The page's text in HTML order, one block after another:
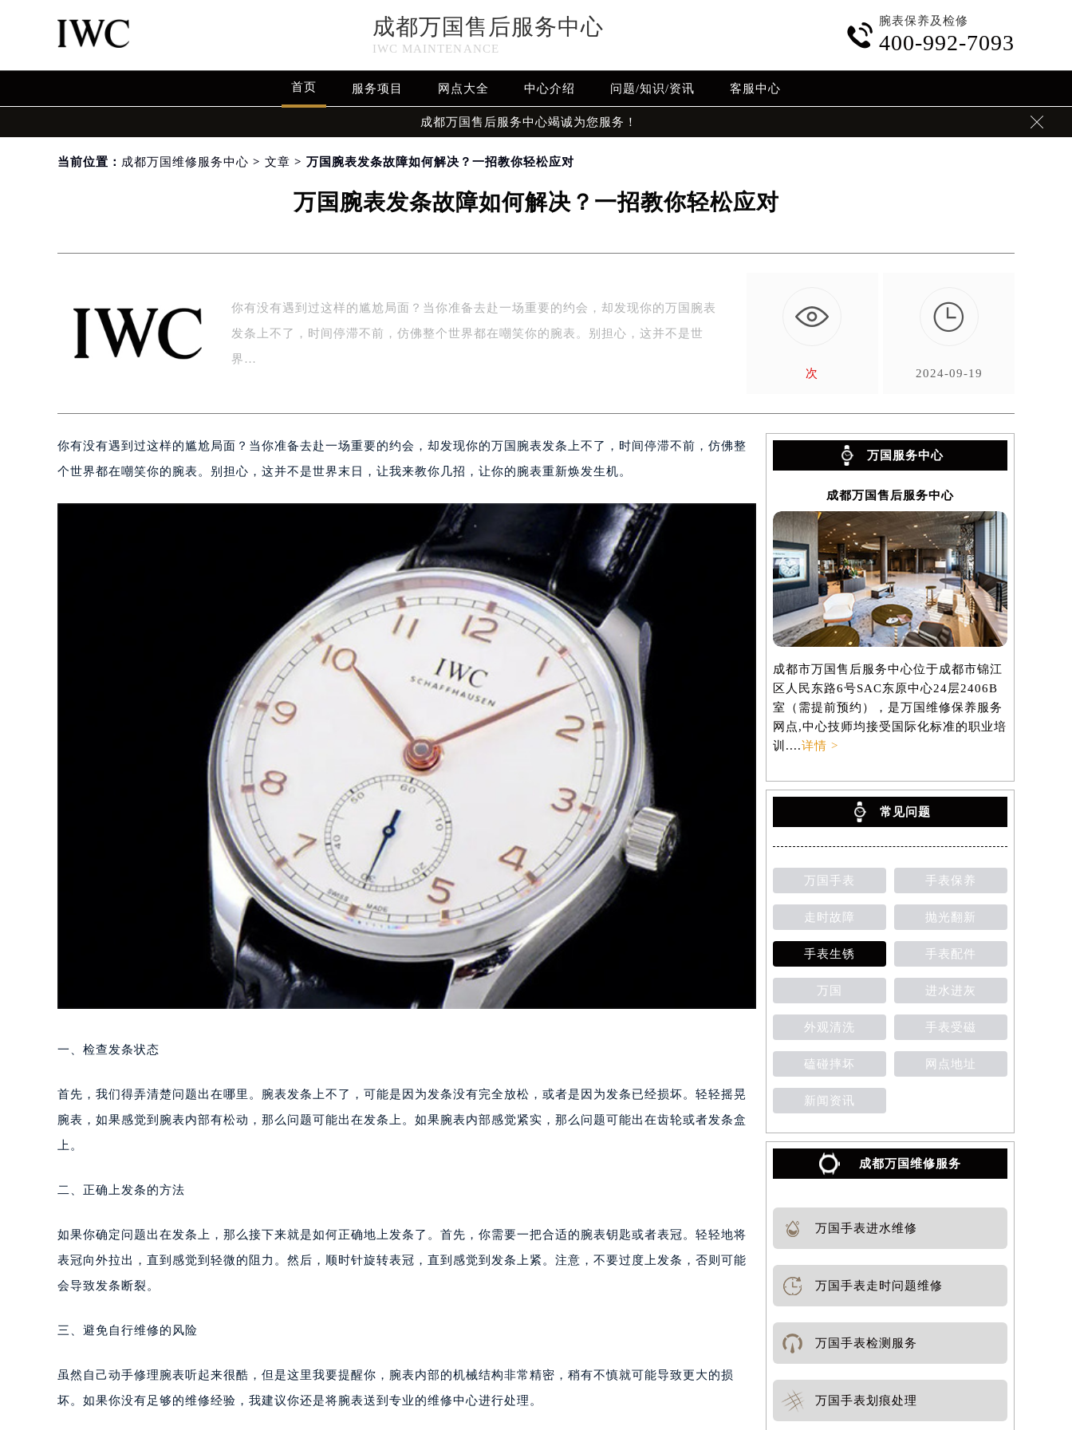
成都万国售后服务中心
IWC MAINTENANCE

腕表保养及检修
400-992-7093
首页 服务项目 网点大全 中心介绍 问题/知识/资讯 客服中心
成都万国售后服务中心竭诚为您服务！ 
当前位置： 成都万国维修服务中心 > 文章 > 万国腕表发条故障如何解决？一招教你轻松应对
万国腕表发条故障如何解决？一招教你轻松应对
你有没有遇到过这样的尴尬局面？当你准备去赴一场重要的约会，却发现你的万国腕表
发条上不了，时间停滞不前，仿佛整个世界都在嘲笑你的腕表。别担心，这并不是世
界…
次

2024-09-19
你有没有遇到过这样的尴尬局面？当你准备去赴一场重要的约会，却发现你的万国腕表发条上不了，时间停滞不前，仿佛整
个世界都在嘲笑你的腕表。别担心，这并不是世界末日，让我来教你几招，让你的腕表重新焕发生机。
一、检查发条状态
首先，我们得弄清楚问题出在哪里。腕表发条上不了，可能是因为发条没有完全放松，或者是因为发条已经损坏。轻轻摇晃
腕表，如果感觉到腕表内部有松动，那么问题可能出在发条上。如果腕表内部感觉紧实，那么问题可能出在齿轮或者发条盒
上。
二、正确上发条的方法
如果你确定问题出在发条上，那么接下来就是如何正确地上发条了。首先，你需要一把合适的腕表钥匙或者表冠。轻轻地将
表冠向外拉出，直到感觉到轻微的阻力。然后，顺时针旋转表冠，直到感觉到发条上紧。注意，不要过度上发条，否则可能
会导致发条断裂。
三、避免自行维修的风险
虽然自己动手修理腕表听起来很酷，但是这里我要提醒你，腕表内部的机械结构非常精密，稍有不慎就可能导致更大的损
坏。如果你没有足够的维修经验，我建议你还是将腕表送到专业的维修中心进行处理。
万国服务中心
成都万国售后服务中心
成都市万国售后服务中心位于成都市锦江
区人民东路6号SAC东原中心24层2406B
室（需提前预约），是万国维修保养服务
网点,中心技师均接受国际化标准的职业培
训....详情 >
常见问题
万国手表 手表保养
走时故障 抛光翻新
手表生锈 手表配件
万国 进水进灰
外观清洗 手表受磁
磕碰摔坏 网点地址
新闻资讯
成都万国维修服务
万国手表进水维修
万国手表走时问题维修
万国手表检测服务
万国手表划痕处理